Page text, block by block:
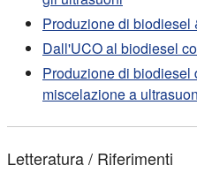
Produzione di
Dall'UCO al biodiesel
Produzione di biodiesel
miscelazione a
Letteratura / Riferimenti